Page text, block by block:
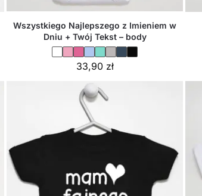
Wszystkiego Najlepszego z Imieniem w
Dniu + Twój Tekst – body
33,90 zł